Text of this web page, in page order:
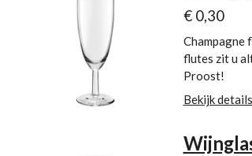
€ 0,30
Champagne
flutes zit u
Proost!
Bekijk details